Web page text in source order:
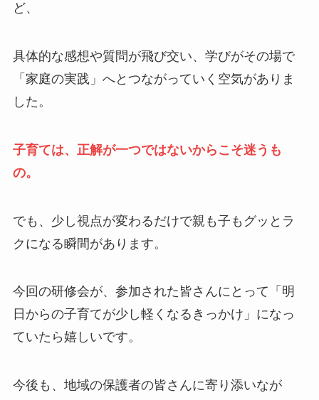
ど、
具体的な感想や質問が飛び交い、学びがその場で
「家庭の実践」へとつながっていく空気がありま
した。
子育ては、正解が一つではないからこそ迷うも
の。
でも、少し視点が変わるだけで親も子もグッとラ
クになる瞬間があります。
今回の研修会が、参加された皆さんにとって「明
日からの子育てが少し軽くなるきっかけ」になっ
ていたら嬉しいです。
今後も、地域の保護者の皆さんに寄り添いなが